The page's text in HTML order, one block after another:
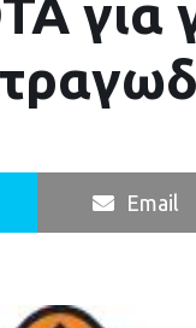
για
Email